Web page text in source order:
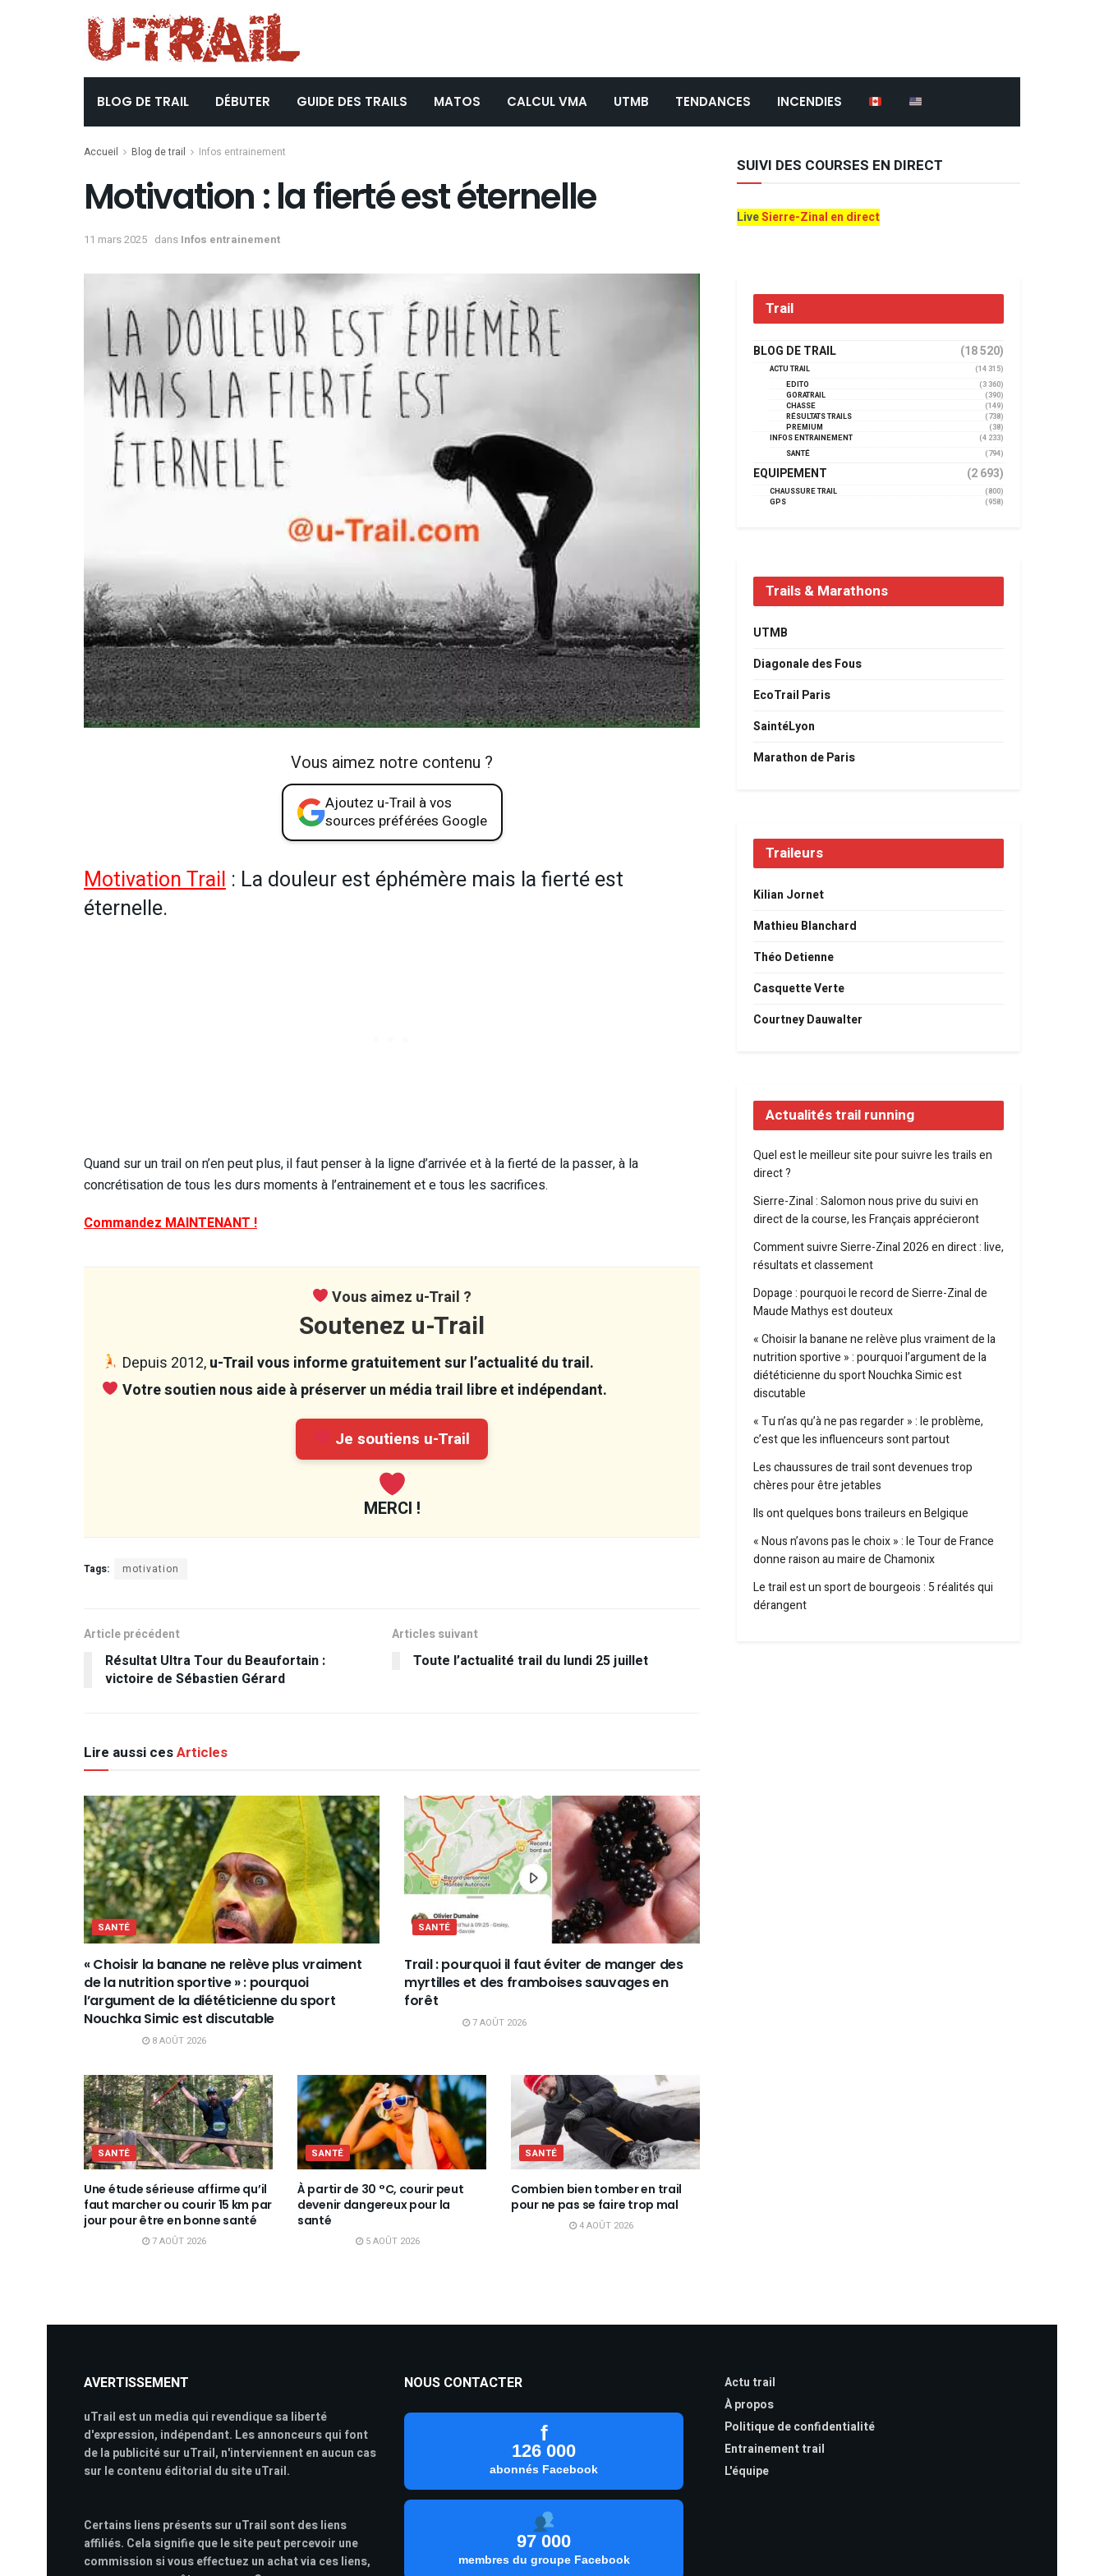
BLOG DE TRAIL DÉBUTER GUIDE DES TRAILS MATOS CALCUL VMA UTMB TENDANCES INCENDIES
Accueil Blog de trail Infos entrainement
Motivation : la fierté est éternelle
11 mars 2025 dans Infos entrainement
Vous aimez notre contenu ?
Ajoutez u-Trail à vos
sources préférées Google
MotivationTrail : La douleur est éphémère mais la fierté est
éternelle.
Quand sur un trail on n’en peut plus, il faut penser à la ligne d’arrivée et à la fierté de la passer, à la
concrétisation de tous les durs moments à l’entrainement et e tous les sacrifices.
Commandez MAINTENANT !
Vous aimez u-Trail ?
Soutenez u-Trail
Depuis 2012,u-Trail vous informe gratuitement sur l’actualité du trail.
Votre soutien nous aide à préserver un média trail libre et indépendant.
Je soutiens u-Trail
MERCI !
Tags: motivation
Article précédent
Résultat Ultra Tour du Beaufortain :
victoire de Sébastien Gérard
Articles suivant
Toute l’actualité trail du lundi 25 juillet
Lire aussi cesArticles
SANTÉ
« Choisir la banane ne relève plus vraiment
de la nutrition sportive » : pourquoi
l’argument de la diététicienne du sport
Nouchka Simic est discutable
8 AOÛT 2026
SANTÉ
Trail : pourquoi il faut éviter de manger des
myrtilles et des framboises sauvages en
forêt
7 AOÛT 2026
SANTÉ
Une étude sérieuse affirme qu’il
faut marcher ou courir 15 km par
jour pour être en bonne santé
7 AOÛT 2026
SANTÉ
À partir de 30 °C, courir peut
devenir dangereux pour la
santé
5 AOÛT 2026
SANTÉ
Combien bien tomber en trail
pour ne pas se faire trop mal
4 AOÛT 2026
SUIVI DES COURSES EN DIRECT
LiveSierre-Zinal en direct
Trail
BLOG DE TRAIL (18 520)
ACTU TRAIL
(14 315)
EDITO
(3 360)
GORATRAIL
(390)
CHASSE
(149)
RÉSULTATS TRAILS
(738)
PREMIUM
(38)
INFOS ENTRAINEMENT
(4 233)
SANTÉ
(794)
EQUIPEMENT (2 693)
CHAUSSURE TRAIL
(800)
GPS
(958)
Trails & Marathons
UTMB
Diagonale des Fous
EcoTrail Paris
SaintéLyon
Marathon de Paris
Traileurs
Kilian Jornet
Mathieu Blanchard
Théo Detienne
Casquette Verte
Courtney Dauwalter
Actualités trail running
Quel est le meilleur site pour suivre les trails en
direct ?
Sierre-Zinal : Salomon nous prive du suivi en
direct de la course, les Français apprécieront
Comment suivre Sierre-Zinal 2026 en direct : live,
résultats et classement
Dopage : pourquoi le record de Sierre-Zinal de
Maude Mathys est douteux
« Choisir la banane ne relève plus vraiment de la
nutrition sportive » : pourquoi l’argument de la
diététicienne du sport Nouchka Simic est
discutable
« Tu n’as qu’à ne pas regarder » : le problème,
c’est que les influenceurs sont partout
Les chaussures de trail sont devenues trop
chères pour être jetables
Ils ont quelques bons traileurs en Belgique
« Nous n’avons pas le choix » : le Tour de France
donne raison au maire de Chamonix
Le trail est un sport de bourgeois : 5 réalités qui
dérangent
AVERTISSEMENT
uTrail est un media qui revendique sa liberté
d'expression, indépendant. Les annonceurs qui font
de la publicité sur uTrail, n'interviennent en aucun cas
sur le contenu éditorial du site uTrail.
Certains liens présents sur uTrail sont des liens
affiliés. Cela signifie que le site peut percevoir une
commission si vous effectuez un achat via ces liens,
NOUS CONTACTER
f
126 000
abonnés Facebook
97 000
membres du groupe Facebook
Actu trail
À propos
Politique de confidentialité
Entrainement trail
L'équipe